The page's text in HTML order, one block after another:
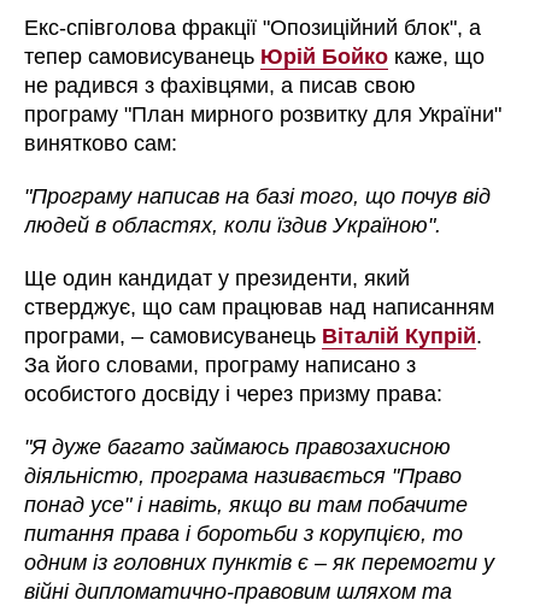
Екс-співголова фракції "Опозиційний блок", а
тепер самовисуванець Юрій Бойко каже, що
не радився з фахівцями, а писав свою
програму "План мирного розвитку для України"
винятково сам:
"Програму написав на базі того, що почув від
людей в областях, коли їздив Україною".
Ще один кандидат у президенти, який
стверджує, що сам працював над написанням
програми, – самовисуванець Віталій Купрій.
За його словами, програму написано з
особистого досвіду і через призму права:
"Я дуже багато займаюсь правозахисною
діяльністю, програма називається "Право
понад усе" і навіть, якщо ви там побачите
питання права і боротьби з корупцією, то
одним із головних пунктів є– як перемогти у
війні дипломатично-правовим шляхом та